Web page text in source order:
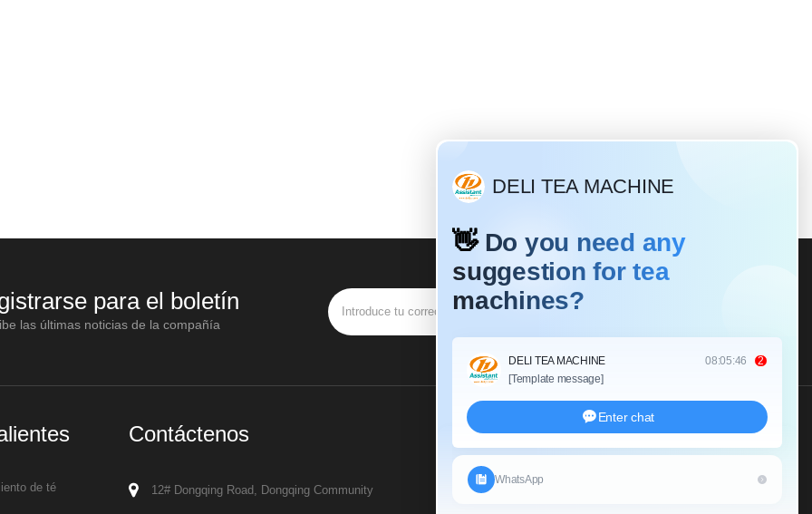
para el boletín
las últimas noticias de la compañía
de té
Contáctenos
12# Dongqing Road, Dongqing Community
Envíenos Una Consulta